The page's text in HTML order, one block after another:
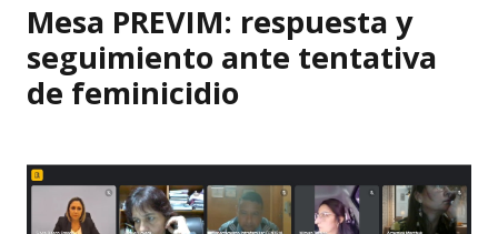
Mesa PREVIM: respuesta y
seguimiento ante tentativa
de feminicidio